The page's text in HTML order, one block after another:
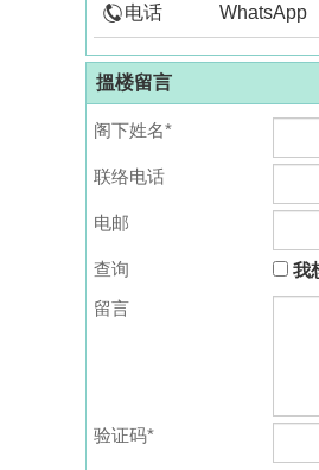
电话 WhatsApp
搵楼留言
阁下姓名*
联络电话
电邮
查询
我
留言
验证码*